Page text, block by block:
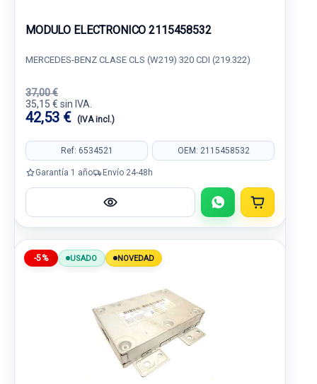
MODULO ELECTRONICO 2115458532
MERCEDES-BENZ CLASE CLS (W219) 320 CDI (219.322)
37,00 €
35,15 € sin IVA.
42,53 € (IVA incl.)
Ref: 6534521 OEM: 2115458532
Garantía 1 año Envío 24-48h
-5% USADO NOVEDAD